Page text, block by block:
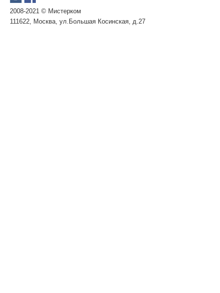
2008-2021 © Мистерком
111622, Москва, ул.Большая Косинская, д.27